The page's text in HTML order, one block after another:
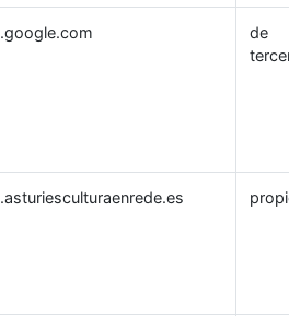
.google.com
de
.asturiesculturaenrede.es